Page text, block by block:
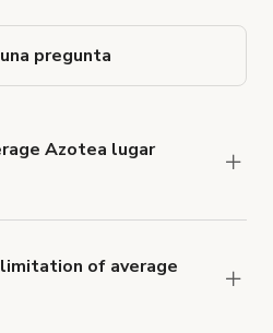
pregunta
Azotea lugar
of average